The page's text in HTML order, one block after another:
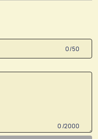
0 /50
0 /2000